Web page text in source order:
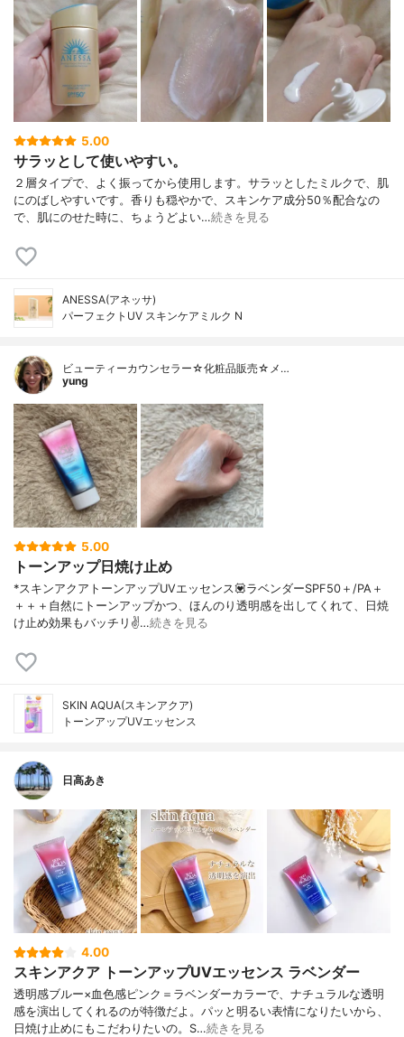
5.00
サラッとして使いやすい。
２層タイプで、よく振ってから使用します。サラッとしたミルクで、肌
にのばしやすいです。香りも穏やかで、スキンケア成分50％配合なの
で、肌にのせた時に、ちょうどよい…続きを見る
ANESSA(アネッサ)
パーフェクトUV スキンケアミルク N
ビューティーカウンセラー☆化粧品販売☆メ…
yung
5.00
トーンアップ日焼け止め
*スキンアクアトーンアップUVエッセンス💟ラベンダーSPF50＋/PA＋
＋＋＋自然にトーンアップかつ、ほんのり透明感を出してくれて、日焼
け止め効果もバッチリ✌️…続きを見る
SKIN AQUA(スキンアクア)
トーンアップUVエッセンス
日高あき
4.00
スキンアクア トーンアップUVエッセンス ラベンダー
透明感ブルー×血色感ピンク＝ラベンダーカラーで、ナチュラルな透明
感を演出してくれるのが特徴だよ。パッと明るい表情になりたいから、
日焼け止めにもこだわりたいの。S…続きを見る